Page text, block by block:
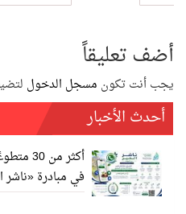
أضف تعليقاً
يجب أنت تكون مسجل الدخول
أحدث الأخبار
أكثر
في مبادرة «ناشر